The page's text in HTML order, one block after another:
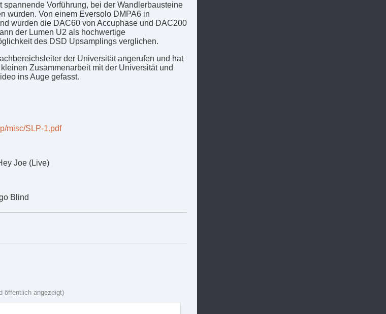
Vorführung, bei der Wandlerbausteine
wurden. Von einem Eversolo DMPA6 in
wurden die DAC60 von Accuphase und DAC200
der Lumen U2 als hochwertige
des DSD Upsamplings verglichen.
der Universität angerufen und hat
Zusammenarbeit mit der Universität und
ins Auge gefasst.
misc/SLP-1.pdf
Joe (Live)
Blind
öffentlich angezeigt)